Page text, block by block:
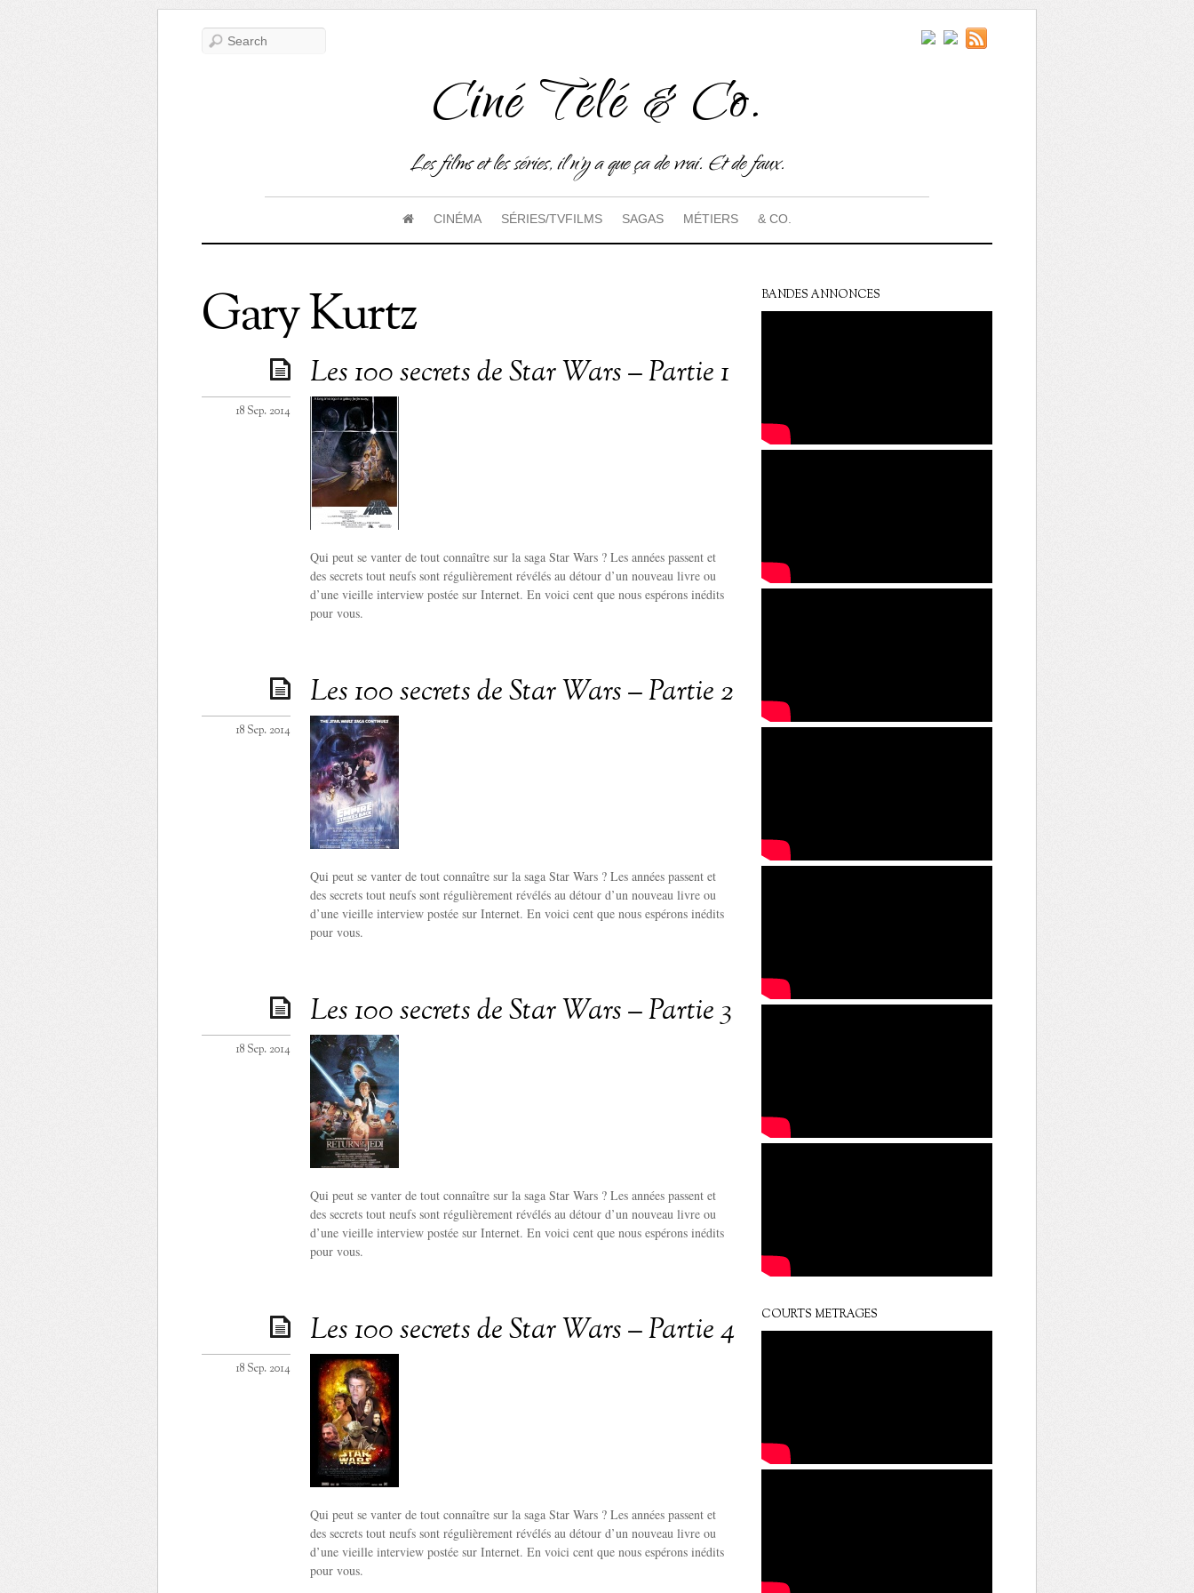
Ciné Télé & Co.
Les films et les séries, il n'y a que ça de vrai. Et de faux.
CINÉMA SÉRIES/TVFILMS SAGAS MÉTIERS & CO.
Gary Kurtz
Les 100 secrets de Star Wars – Partie 1
18 Sep. 2014
Qui peut se vanter de tout connaître sur la saga Star Wars ? Les années passent et
des secrets tout neufs sont régulièrement révélés au détour d’un nouveau livre ou
d’une vieille interview postée sur Internet. En voici cent que nous espérons inédits
pour vous.
Les 100 secrets de Star Wars – Partie 2
18 Sep. 2014
Qui peut se vanter de tout connaître sur la saga Star Wars ? Les années passent et
des secrets tout neufs sont régulièrement révélés au détour d’un nouveau livre ou
d’une vieille interview postée sur Internet. En voici cent que nous espérons inédits
pour vous.
Les 100 secrets de Star Wars – Partie 3
18 Sep. 2014
Qui peut se vanter de tout connaître sur la saga Star Wars ? Les années passent et
des secrets tout neufs sont régulièrement révélés au détour d’un nouveau livre ou
d’une vieille interview postée sur Internet. En voici cent que nous espérons inédits
pour vous.
Les 100 secrets de Star Wars – Partie 4
18 Sep. 2014
Qui peut se vanter de tout connaître sur la saga Star Wars ? Les années passent et
des secrets tout neufs sont régulièrement révélés au détour d’un nouveau livre ou
d’une vieille interview postée sur Internet. En voici cent que nous espérons inédits
pour vous.
BANDES ANNONCES
COURTS METRAGES